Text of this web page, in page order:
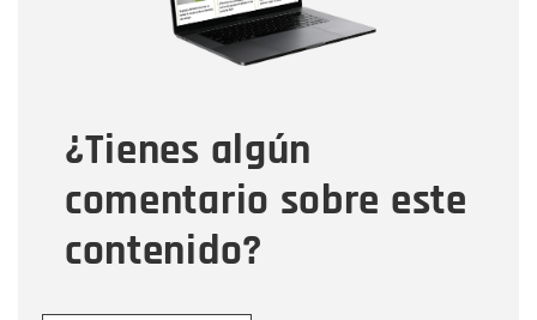
¿Tienes algún
comentario sobre este
contenido?
Tipo de comentario
Mensaje